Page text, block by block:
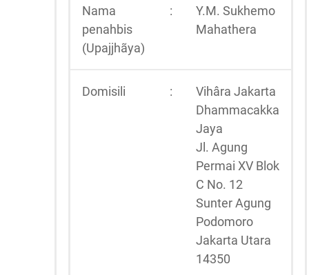
Nama
penahbis
(Upajjhãya)
:
Y.M. Sukhemo
Mahathera
Domisili :
Vihâra Jakarta
Dhammacakka
Jaya
Jl. Agung
Permai XV Blok
C No. 12
Sunter Agung
Podomoro
Jakarta Utara
14350